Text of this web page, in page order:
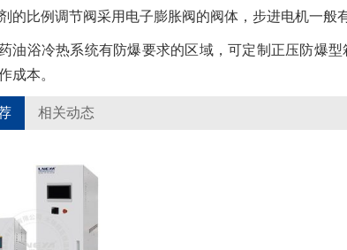
的比例调节阀采用电子膨胀阀的阀体，步进电机一般
油浴冷热系统有防爆要求的区域，可定制正压防爆
成本。
相关动态